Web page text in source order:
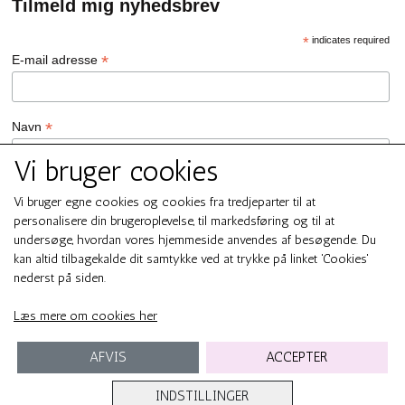
Vi bruger cookies
Vi bruger egne cookies og cookies fra tredjeparter til at
personalisere din brugeroplevelse, til markedsføring og til at
undersøge, hvordan vores hjemmeside anvendes af besøgende. Du
kan altid tilbagekalde dit samtykke ved at trykke på linket 'Cookies'
nederst på siden.
Læs mere om cookies her
INDSTILLINGER
AFVIS ACCEPTER
Tilmeld mig nyhedsbrev
*indicates required
E-mail adresse*
Navn*
GDPR Persondata/Privatlivspolitik
Ja tak, jeg vil gerne tilmeldes nyhedsbrevet hos SMUK by GREN
Du kan til enhver tid afmelde dig ved at klikke på linket i
bundfoden af ​​vores e-mails. For information om vores
persondata/privatlivspolitik, bedes du besøge smukbygren.dk .
We use Mailchimp as our marketing platform. By clicking below to
subscribe, you acknowledge that your information will be
Mailchimp's privacy practices here.